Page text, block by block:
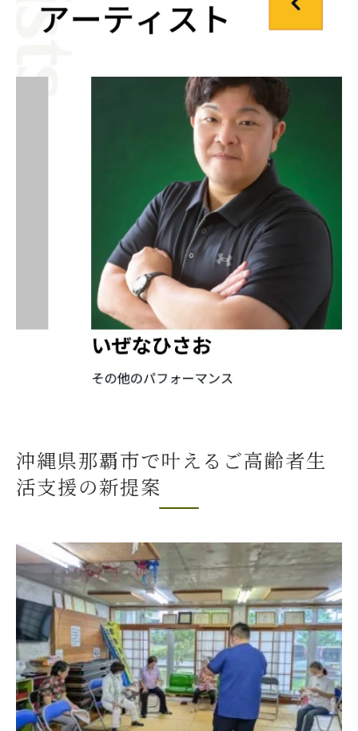
自立を支える沖縄県那覇市の生活支援サービス
活用術
生活支援を利用する際のポイント
リハビリと生活支援を両立する方法
那覇市高齢者社会資源の活用テクニック
外出同行サービスの選び方のコツ
ご高齢者生活支援なら安心の沖縄県那覇市が選
那覇市ご高齢者生活支援の安心理由一覧
🌺沖縄県那覇市🌺生活支援で得られる安心
ご家族の負担軽減を実現する仕組み
那覇市の社会資源で支える自立生活
の真価
専門家視点で見る🌺沖縄県那覇市🌺ご高齢
那覇市の生活支援で実現する自立支援
専門知識が生きるサポートの魅力一覧
ご家族・ケアマネジャーとの連携事例
外出同行や受診代行で実感する自立支援のメリ
ットとは
外出同行・受診代行サービス比較表
🌺沖縄県那覇市🌺ご高齢者生活支援で安心
沖縄県那覇市で叶えるご高齢者生
活支援の新提案